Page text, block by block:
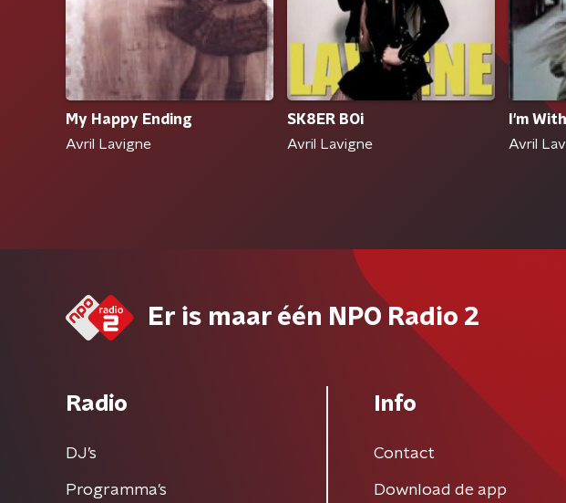
My Happy Ending
Avril Lavigne
SK8ER BOi
Avril Lavigne
I'm
Avril
Er is maar één NPO Radio 2
Radio
DJ’s
Programma's
Info
Contact
Download de app